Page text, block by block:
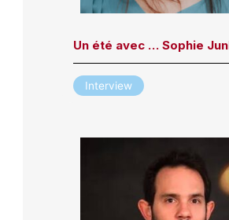
Un été avec … Sophie
Interview